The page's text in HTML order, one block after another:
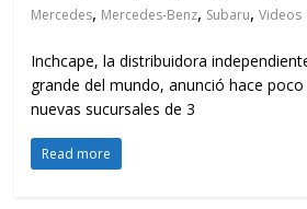
Mercedes, Mercedes-Benz, Subaru,Videos
Inchcape, la distribuidora
grande del mundo, anunció hace
nuevas sucursales de 3
Read more